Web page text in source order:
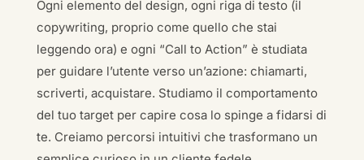
Ogni elemento del design, ogni riga di testo (il
copywriting, proprio come quello che stai
leggendo ora) e ogni “Call to Action” è studiata
per guidare l’utente verso un’azione: chiamarti,
scriverti, acquistare. Studiamo il comportamento
del tuo target per capire cosa lo spinge a fidarsi di
te. Creiamo percorsi intuitivi che trasformano un